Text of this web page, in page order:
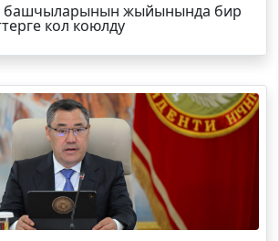
башчыларынын жыйынында бир
кол коюлду